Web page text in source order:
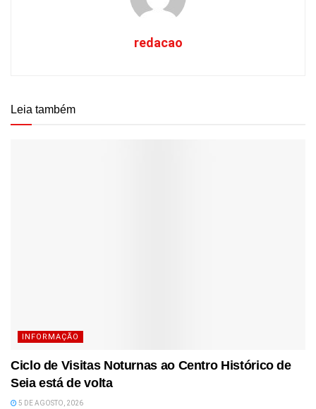
redacao
Leia também
INFORMAÇÃO
Ciclo de Visitas Noturnas ao Centro Histórico de
Seia está de volta
5 DE AGOSTO, 2026